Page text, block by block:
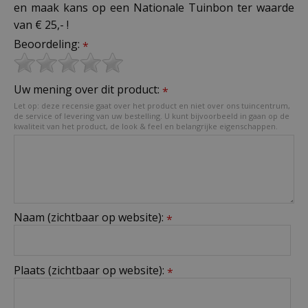
en maak kans op een Nationale Tuinbon ter waarde
van € 25,- !
Beoordeling: *
Uw mening over dit product: *
Let op: deze recensie gaat over het product en niet over ons tuincentrum,
de service of levering van uw bestelling. U kunt bijvoorbeeld in gaan op de
kwaliteit van het product, de look & feel en belangrijke eigenschappen.
Naam (zichtbaar op website): *
Plaats (zichtbaar op website): *